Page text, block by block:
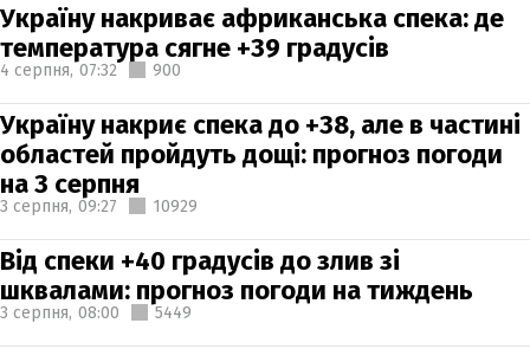
Україну накриває африканська спека: де
температура сягне +39 градусів
4 серпня, 07:32 900
Україну накриє спека до +38, але в частині
областей пройдуть дощі: прогноз погоди
на 3 серпня
3 серпня, 09:27 10929
Від спеки +40 градусів до злив зі
шквалами: прогноз погоди на тиждень
3 серпня, 08:00 5449